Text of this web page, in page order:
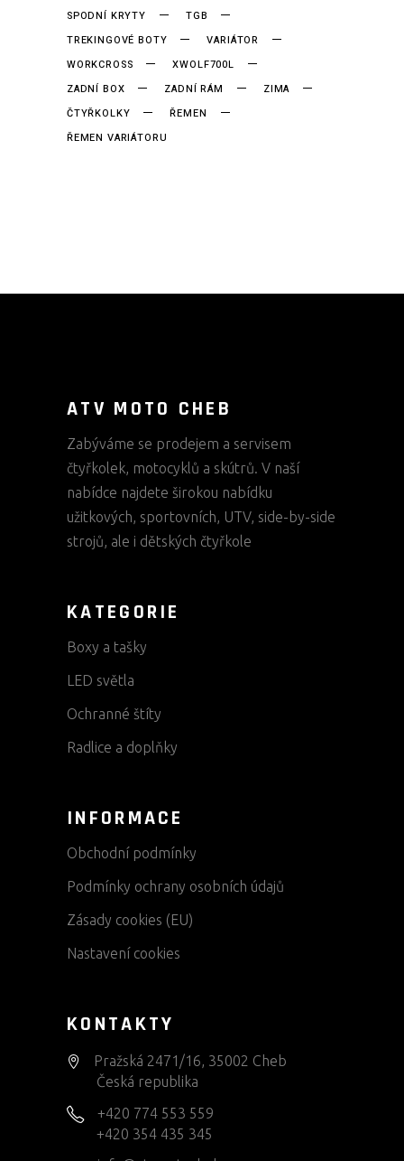
SPODNÍ KRYTY
TGB
TREKINGOVÉ BOTY
VARIÁTOR
WORKCROSS
XWOLF700L
ZADNÍ BOX
ZADNÍ RÁM
ZIMA
ČTYŘKOLKY
ŘEMEN
ŘEMEN VARIÁTORU
ATV MOTO CHEB
Zabýváme se prodejem a servisem
čtyřkolek, motocyklů a skútrů. V naší
nabídce najdete širokou nabídku
užitkových, sportovních, UTV, side-by-side
strojů, ale i dětských čtyřkole
KATEGORIE
Boxy a tašky
LED světla
Ochranné štíty
Radlice a doplňky
INFORMACE
Obchodní podmínky
Podmínky ochrany osobních údajů
Zásady cookies (EU)
Nastavení cookies
KONTAKTY
Pražská 2471/16, 35002 Cheb
Česká republika
+420 774 553 559
+420 354 435 345